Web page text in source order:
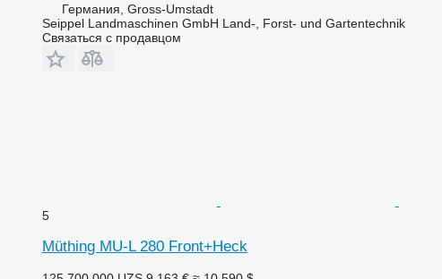
Германия, Gross-Umstadt
Seippel Landmaschinen GmbH Land-, Forst- und Gartentechnik
Связаться с продавцом
5
Müthing MU-L 280 Front+Heck